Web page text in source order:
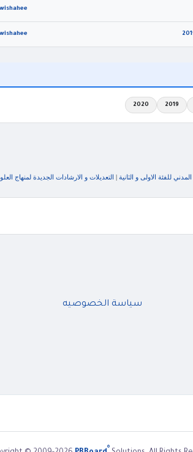
2019
2020
للفئة الاولى و الثانية | التعديلات و الارشادات الجديدة لمنهاج
سياسة الخصوصيه
®